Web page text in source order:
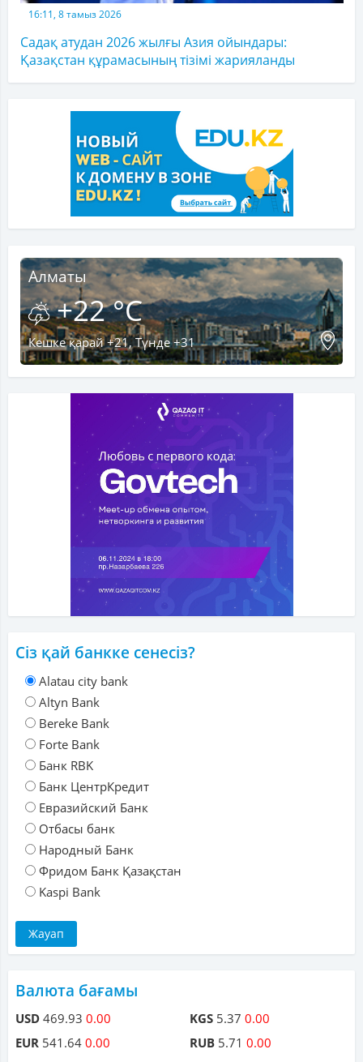
16:11, 8 тамыз 2026
Садақ атудан 2026 жылғы Азия ойындары:
Қазақстан құрамасының тізімі жарияланды
Алматы
+22 °C
Кешке қарай +21, Түнде +31
Сіз қай банкке сенесіз?
Alatau city bank
Altyn Bank
Bereke Bank
Forte Bank
Банк RBK
Банк ЦентрКредит
Евразийский Банк
Отбасы банк
Народный Банк
Фридом Банк Қазақстан
Kaspi Bank
Валюта бағамы
USD 469.93 0.00
EUR 541.64 0.00
KGS 5.37 0.00
RUB 5.71 0.00